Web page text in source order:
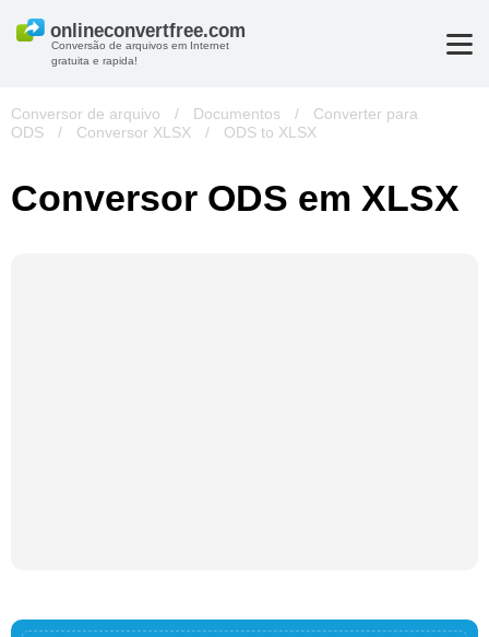
Conversão de arquivos em Internet
gratuita e rapida!
Conversor de arquivo / Documentos /
Converter para
ODS
/ Conversor XLSX / ODS to XLSX
Conversor ODS em XLSX